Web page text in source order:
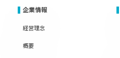
企業情報
経営理念
概要